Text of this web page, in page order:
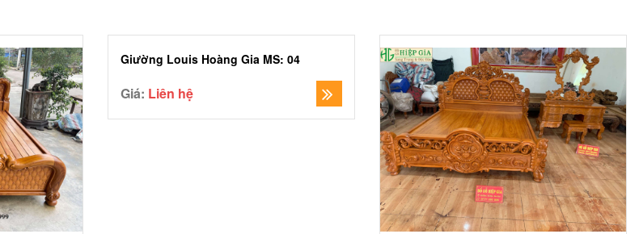
Giường Louis Hoàng Gia MS: 04
Giá: Liên hệ